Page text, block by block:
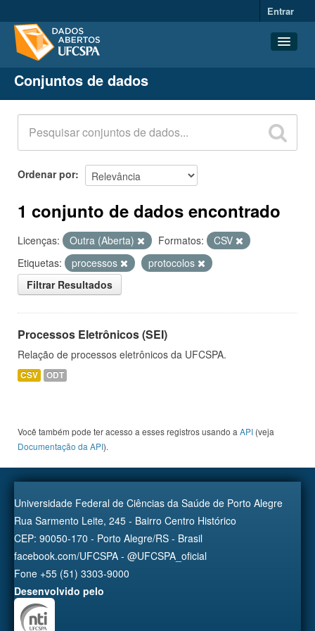
Entrar
Conjuntos de dados
Organizações
Grupos
Sobre
Conjuntos de dados
Ordenar por
1 conjunto de dados encontrado
Licenças: Outra (Aberta) Formatos:
CSV
Etiquetas:
processos
protocolos
Filtrar Resultados
Processos Eletrônicos (SEI)
Relação de processos eletrônicos da UFCSPA.
CSV ODT
Você também pode ter acesso a esses registros usando a API (veja
Documentação da API).
Universidade Federal de Ciências da Saúde de Porto Alegre
Rua Sarmento Leite, 245 - Bairro Centro Histórico
CEP: 90050-170 - Porto Alegre/RS - Brasil
facebook.com/UFCSPA - @UFCSPA_oficial
Fone +55 (51) 3303-9000
Desenvolvido pelo